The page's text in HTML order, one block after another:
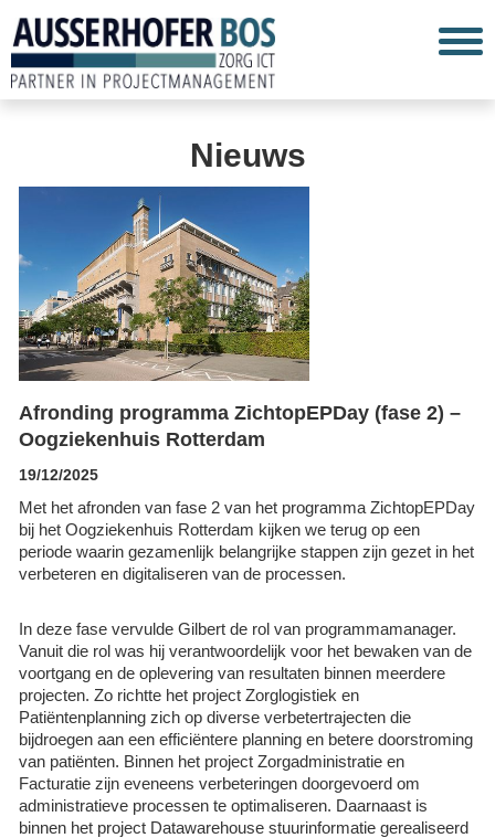
Nieuws
Afronding programma ZichtopEPDay (fase 2) –
Oogziekenhuis Rotterdam
19/12/2025
Met het afronden van fase 2 van het programma ZichtopEPDay
bij het Oogziekenhuis Rotterdam kijken we terug op een
periode waarin gezamenlijk belangrijke stappen zijn gezet in het
verbeteren en digitaliseren van de processen.
In deze fase vervulde Gilbert de rol van programmamanager.
Vanuit die rol was hij verantwoordelijk voor het bewaken van de
voortgang en de oplevering van resultaten binnen meerdere
projecten. Zo richtte het project Zorglogistiek en
Patiëntenplanning zich op diverse verbetertrajecten die
bijdroegen aan een efficiëntere planning en betere doorstroming
van patiënten. Binnen het project Zorgadministratie en
Facturatie zijn eveneens verbeteringen doorgevoerd om
administratieve processen te optimaliseren. Daarnaast is
binnen het project Datawarehouse stuurinformatie gerealiseerd